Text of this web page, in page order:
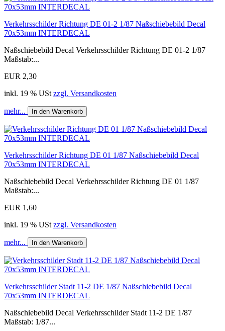
Verkehrsschilder Richtung DE 01-2 1/87 Naßschiebebild Decal
70x53mm INTERDECAL
Naßschiebebild Decal Verkehrsschilder Richtung DE 01-2 1/87
Maßstab:...
EUR 2,30
inkl. 19 % USt zzgl. Versandkosten
mehr... In den Warenkorb
Verkehrsschilder Richtung DE 01 1/87 Naßschiebebild Decal
70x53mm INTERDECAL
Naßschiebebild Decal Verkehrsschilder Richtung DE 01 1/87
Maßstab:...
EUR 1,60
inkl. 19 % USt zzgl. Versandkosten
mehr... In den Warenkorb
Verkehrsschilder Stadt 11-2 DE 1/87 Naßschiebebild Decal
70x53mm INTERDECAL
Naßschiebebild Decal Verkehrsschilder Stadt 11-2 DE 1/87
Maßstab: 1/87...